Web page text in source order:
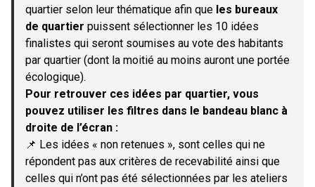
quartier selon leur thématique afin que les bureaux
de quartier puissent sélectionner les 10 idées
finalistes qui seront soumises au vote des habitants
par quartier (dont la moitié au moins auront une portée
écologique).
Pour retrouver ces idées par quartier, vous
pouvez utiliser les filtres dans le bandeau blanc à
droite de l’écran :
📌 Les idées « non retenues », sont celles qui ne
répondent pas aux critères de recevabilité ainsi que
celles qui n’ont pas été sélectionnées par les ateliers